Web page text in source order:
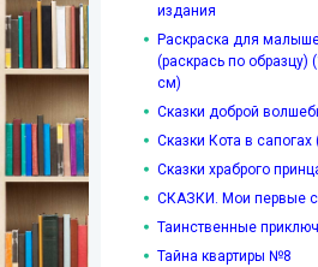
издания
Раскраска для
(раскрась по образцу)
см)
Сказки доброй
Сказки Кота в сапогах
Сказки храброго
СКАЗКИ. Мои первые
Таинственные
Тайна квартиры №8